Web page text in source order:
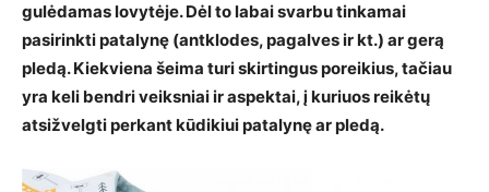
gulėdamas lovytėje. Dėl to labai svarbu tinkamai
pasirinkti patalynę (antklodes, pagalves ir kt.) ar gerą
pledą. Kiekviena šeima turi skirtingus poreikius, tačiau
yra keli bendri veiksniai ir aspektai, į kuriuos reikėtų
atsižvelgti perkant kūdikiui patalynę ar pledą.